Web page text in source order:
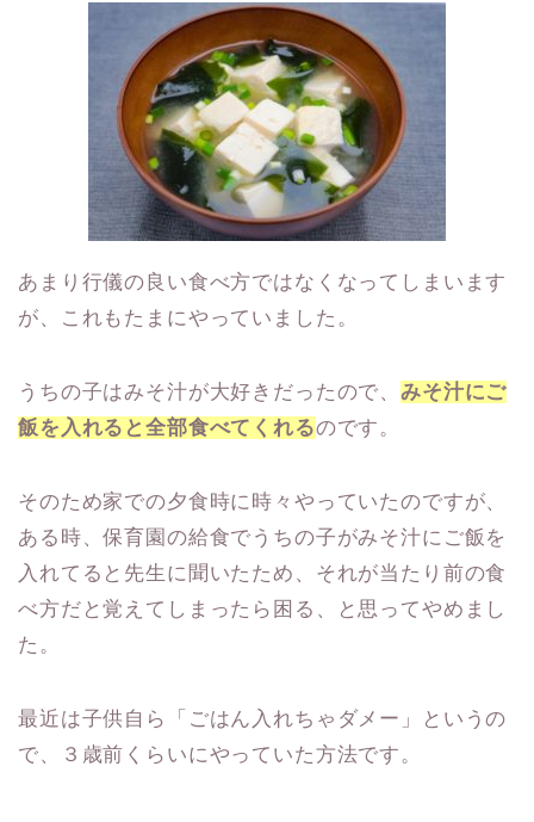
あまり行儀の良い食べ方ではなくなってしまいます
が、これもたまにやっていました。
うちの子はみそ汁が大好きだったので、みそ汁にご
飯を入れると全部食べてくれるのです。
そのため家での夕食時に時々やっていたのですが、
ある時、保育園の給食でうちの子がみそ汁にご飯を
入れてると先生に聞いたため、それが当たり前の食
べ方だと覚えてしまったら困る、と思ってやめまし
た。
最近は子供自ら「ごはん入れちゃダメー」というの
で、３歳前くらいにやっていた方法です。